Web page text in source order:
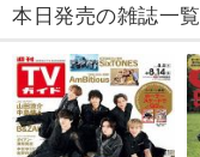
本日発売の雑誌一覧